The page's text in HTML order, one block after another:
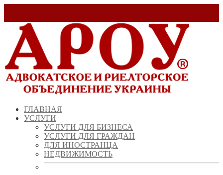
ГЛАВНАЯ
УСЛУГИ
УСЛУГИ ДЛЯ БИЗНЕСА
УСЛУГИ ДЛЯ ГРАЖДАН
ДЛЯ ИНОСТРАНЦА
НЕДВИЖИМОСТЬ